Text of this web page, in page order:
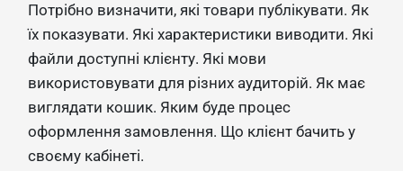
Потрібно визначити, які товари публікувати. Як
їх показувати. Які характеристики виводити. Які
файли доступні клієнту. Які мови
використовувати для різних аудиторій. Як має
виглядати кошик. Яким буде процес
оформлення замовлення. Що клієнт бачить у
своєму кабінеті.